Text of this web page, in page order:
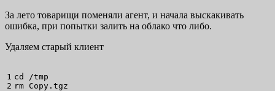
За лето товарищи поменяли агент, и начала выскакивать
ошибка, при попытки залить на облако что либо.
Удаляем старый клиент
1 cd /
rm Copy.tgz